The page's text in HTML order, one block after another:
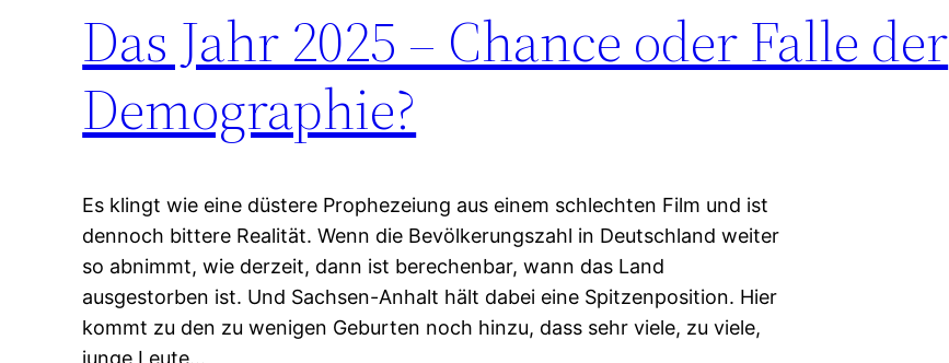
Das Jahr 2025 – Chance oder Falle der
Demographie?
Es klingt wie eine düstere Prophezeiung aus einem schlechten Film und ist
dennoch bittere Realität. Wenn die Bevölkerungszahl in Deutschland weiter
so abnimmt, wie derzeit, dann ist berechenbar, wann das Land
ausgestorben ist. Und Sachsen-Anhalt hält dabei eine Spitzenposition. Hier
kommt zu den zu wenigen Geburten noch hinzu, dass sehr viele, zu viele,
junge Leute…